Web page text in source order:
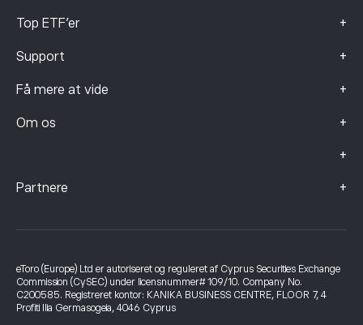
Top ETF'er +
Support +
Få mere at vide +
Om os +
+
Partnere +
eToro (Europe) Ltd er autoriseret og reguleret af Cyprus Securities Exchange
Commission (CySEC) under licensnummer# 109/10. Company No.
C200585. Registreret kontor: KANIKA BUSINESS CENTRE, FLOOR 7, 4
Profiti Ilia Germasogeia, 4046 Cyprus